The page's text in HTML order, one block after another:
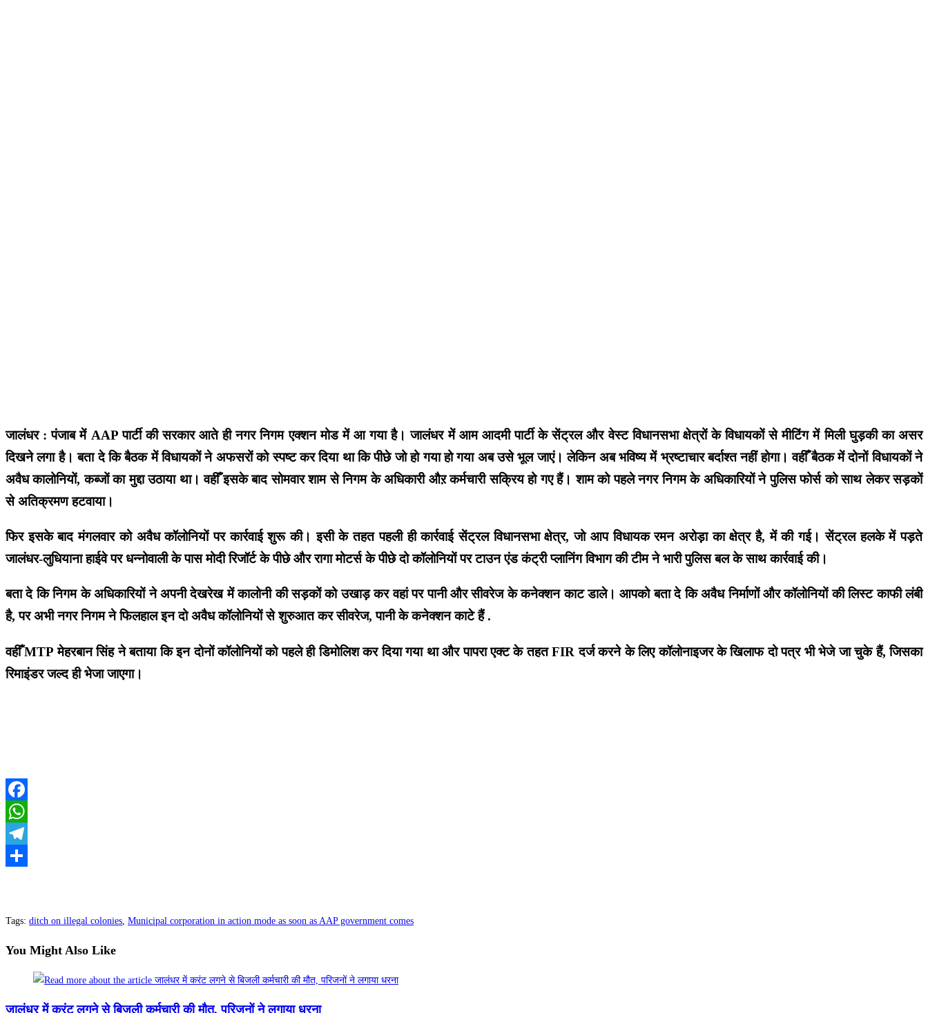
जालंधर : पंजाब में AAP पार्टी की सरकार आते ही नगर निगम एक्शन मोड में आ गया है। जालंधर में आम आदमी पार्टी के सेंट्रल और वेस्ट विधानसभा क्षेत्रों के विधायकों से मीटिंग में मिली घुड़की का असर
दिखने लगा है। बता दे कि बैठक में विधायकों ने अफसरों को स्पष्ट कर दिया था कि पीछे जो हो गया हो गया अब उसे भूल जाएं। लेकिन अब भविष्य में भ्रष्टाचार बर्दाश्त नहीं होगा। वहीँ बैठक में दोनों विधायकों ने
अवैध कालोनियों, कब्जों का मुद्दा उठाया था। वहीँ इसके बाद सोमवार शाम से निगम के अधिकारी औऱ कर्मचारी सक्रिय हो गए हैं। शाम को पहले नगर निगम के अधिकारियों ने पुलिस फोर्स को साथ लेकर सड़कों
से अतिक्रमण हटवाया।
फिर इसके बाद मंगलवार को अवैध कॉलोनियों पर कार्रवाई शुरू की। इसी के तहत पहली ही कार्रवाई सेंट्रल विधानसभा क्षेत्र, जो आप विधायक रमन अरोड़ा का क्षेत्र है, में की गई। सेंट्रल हलके में पड़ते
जालंधर-लुधियाना हाईवे पर धन्नोवाली के पास मोदी रिजॉर्ट के पीछे और रागा मोटर्स के पीछे दो कॉलोनियों पर टाउन एंड कंट्री प्लानिंग विभाग की टीम ने भारी पुलिस बल के साथ कार्रवाई की।
बता दे कि निगम के अधिकारियों ने अपनी देखरेख में कालोनी की सड़कों को उखाड़ कर वहां पर पानी और सीवरेज के कनेक्शन काट डाले। आपको बता दे कि अवैध निर्माणों और कॉलोनियों की लिस्ट काफी लंबी
है, पर अभी नगर निगम ने फिलहाल इन दो अवैध कॉलोनियों से शुरुआत कर सीवरेज, पानी के कनेक्शन काटे हैं .
वहीँ MTP मेहरबान सिंह ने बताया कि इन दोनों कॉलोनियों को पहले ही डिमोलिश कर दिया गया था और पापरा एक्ट के तहत FIR दर्ज करने के लिए कॉलोनाइजर के खिलाफ दो पत्र भी भेजे जा चुके हैं, जिसका
रिमाइंडर जल्द ही भेजा जाएगा।
Facebook
WhatsApp
Telegram
Tags: ditch on illegal colonies Municipal corporation in action mode as soon as AAP government comes
You Might Also Like
जालंधर में करंट लगने से बिजली कर्मचारी की मौत, परिजनों ने लगाया धरना